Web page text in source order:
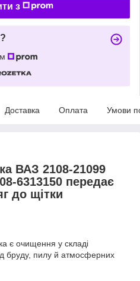
з
Доставка Оплата Умови
ВАЗ 2108-21099
6313150 передає
до щітки
є очищення у складі
бруду, пилу й атмосферних